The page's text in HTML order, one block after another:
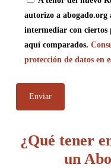
autorizo a abogado.org
intermediar con ciertos
aquí comparados.
protección de datos en
¿Qué tener
un